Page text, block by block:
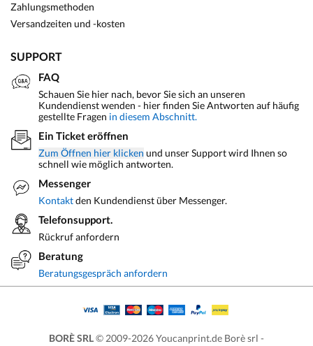
Zahlungsmethoden
Versandzeiten und -kosten
SUPPORT
FAQ
Schauen Sie hier nach, bevor Sie sich an unseren
Kundendienst wenden - hier finden Sie Antworten auf häufig
gestellte Fragen in diesem Abschnitt.
Ein Ticket eröffnen
Zum Öffnen hier klicken und unser Support wird Ihnen so
schnell wie möglich antworten.
Messenger
Kontaktden Kundendienst über Messenger.
Telefonsupport.
Rückruf anfordern
Beratung
Beratungsgespräch anfordern
BORÈ SRL© 2009-2026 Youcanprint.de Borè srl -